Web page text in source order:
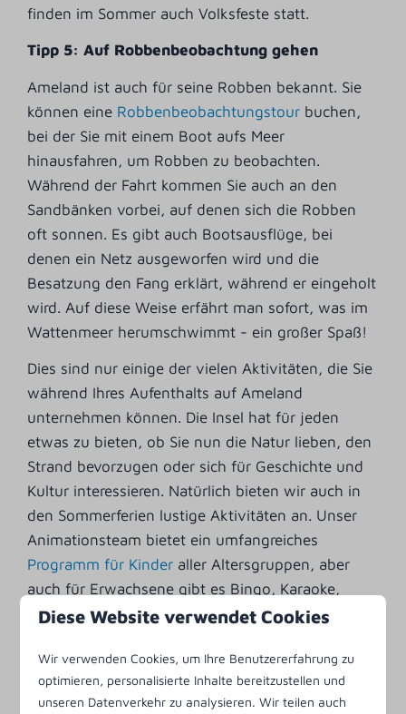
finden im Sommer auch Volksfeste statt.
Tipp 5: Auf Robbenbeobachtung gehen
Ameland ist auch für seine Robben bekannt. Sie
können eine Robbenbeobachtungstour buchen,
bei der Sie mit einem Boot aufs Meer
hinausfahren, um Robben zu beobachten.
Während der Fahrt kommen Sie auch an den
Sandbänken vorbei, auf denen sich die Robben
oft sonnen. Es gibt auch Bootsausflüge, bei
denen ein Netz ausgeworfen wird und die
Besatzung den Fang erklärt, während er eingeholt
wird. Auf diese Weise erfährt man sofort, was im
Wattenmeer herumschwimmt - ein großer Spaß!
Dies sind nur einige der vielen Aktivitäten, die Sie
während Ihres Aufenthalts auf Ameland
unternehmen können. Die Insel hat für jeden
etwas zu bieten, ob Sie nun die Natur lieben, den
Strand bevorzugen oder sich für Geschichte und
Kultur interessieren. Natürlich bieten wir auch in
den Sommerferien lustige Aktivitäten an. Unser
Animationsteam bietet ein umfangreiches
Programm für Kinder aller Altersgruppen, aber
auch für Erwachsene gibt es Bingo, Karaoke,
Live-Musik und vieles mehr!
Kurzum, im Ferienpark Klein Vaarwater werden
Sie im Sommer eine tolle Zeit haben! Noch nicht
gebucht?BuchenSie schnell Ihren Aufenthalt und
Diese Website verwendet Cookies
Wir verwenden Cookies, um Ihre Benutzererfahrung zu
optimieren, personalisierte Inhalte bereitzustellen und
unseren Datenverkehr zu analysieren. Wir teilen auch